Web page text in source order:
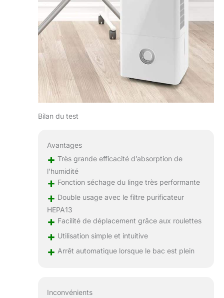
Bilan du test
Avantages
+ Très grande efficacité d’absorption de
l’humidité
+ Fonction séchage du linge très performante
+ Double usage avec le filtre purificateur
HEPA13
+ Facilité de déplacement grâce aux roulettes
+ Utilisation simple et intuitive
+ Arrêt automatique lorsque le bac est plein
Inconvénients